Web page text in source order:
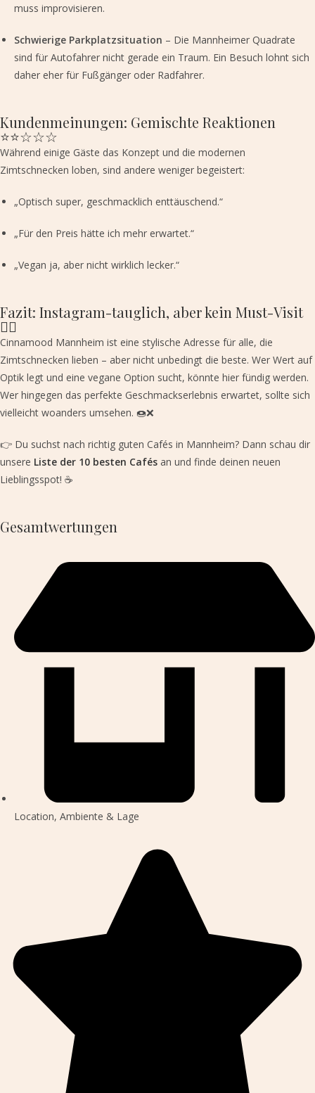
muss improvisieren.
Schwierige Parkplatzsituation – Die Mannheimer Quadrate
sind für Autofahrer nicht gerade ein Traum. Ein Besuch lohnt sich
daher eher für Fußgänger oder Radfahrer.
Kundenmeinungen: Gemischte Reaktionen
⭐⭐☆☆☆
Während einige Gäste das Konzept und die modernen
Zimtschnecken loben, sind andere weniger begeistert:
„Optisch super, geschmacklich enttäuschend.“
„Für den Preis hätte ich mehr erwartet.“
„Vegan ja, aber nicht wirklich lecker.“
Fazit: Instagram-tauglich, aber kein Must-Visit
🤷‍♂️
Cinnamood Mannheim ist eine stylische Adresse für alle, die
Zimtschnecken lieben – aber nicht unbedingt die beste. Wer Wert auf
Optik legt und eine vegane Option sucht, könnte hier fündig werden.
Wer hingegen das perfekte Geschmackserlebnis erwartet, sollte sich
vielleicht woanders umsehen. 🍩❌
👉 Du suchst nach richtig guten Cafés in Mannheim? Dann schau dir
unsere Liste der 10 besten Cafés an und finde deinen neuen
Lieblingsspot! ☕
Gesamtwertungen
Location, Ambiente & Lage